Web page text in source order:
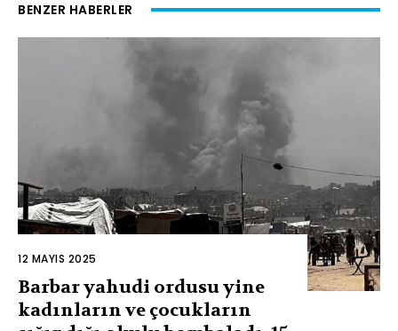
BENZER HABERLER
12 MAYIS 2025
Barbar yahudi ordusu yine
kadınların ve çocukların